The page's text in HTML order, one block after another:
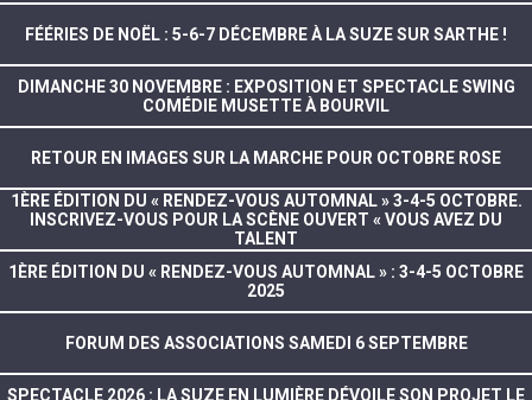
FÉÉRIES DE NOËL : 5-6-7 DÉCEMBRE À LA SUZE SUR SARTHE !
DIMANCHE 30 NOVEMBRE : EXPOSITION ET SPECTACLE SWING
COMÉDIE MUSETTE À BOURVIL
RETOUR EN IMAGES SUR LA MARCHE POUR OCTOBRE ROSE
1ÈRE ÉDITION DU « RENDEZ-VOUS AUTOMNAL » 3-4-5 OCTOBRE.
INSCRIVEZ-VOUS POUR LA SCÈNE OUVERT « VOUS AVEZ DU
TALENT
1ÈRE ÉDITION DU « RENDEZ-VOUS AUTOMNAL » : 3-4-5 OCTOBRE
2025
FORUM DES ASSOCIATIONS SAMEDI 6 SEPTEMBRE
SPECTACLE 2026 : LA SUZE EN LUMIÈRE DÉVOILE SON PROJET LE